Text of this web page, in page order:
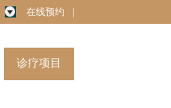
在线预约
诊疗项目